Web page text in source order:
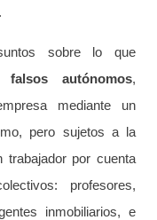
sobre lo que
falsos autónomos,
mediante un
pero sujetos a la
trabajador por cuenta
profesores,
inmobiliarios, e